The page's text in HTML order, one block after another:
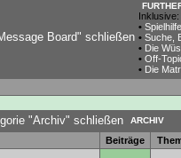
Inklusive:
•
• Suche,
• Die
• Off-
• Die
ARCHIV
Beiträge